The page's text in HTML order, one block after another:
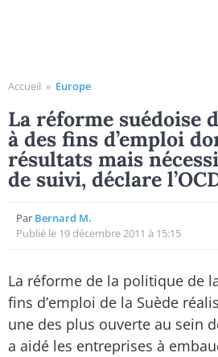
Accueil » Europe
La réforme suédoise
à des fins d’emploi
résultats mais
de suivi, déclare
Par Bernard M.
Publié le 19 décembre 2011 à 15:15
La réforme de la politique de
fins d’emploi de la Suède
une des plus ouverte au sein
a aidé les entreprises à